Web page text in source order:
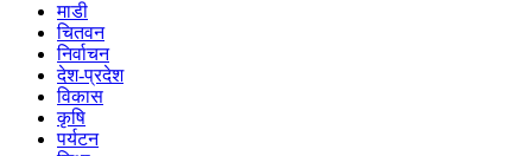
माडी
चितवन
निर्वाचन
देश-प्रदेश
विकास
कृषि
पर्यटन